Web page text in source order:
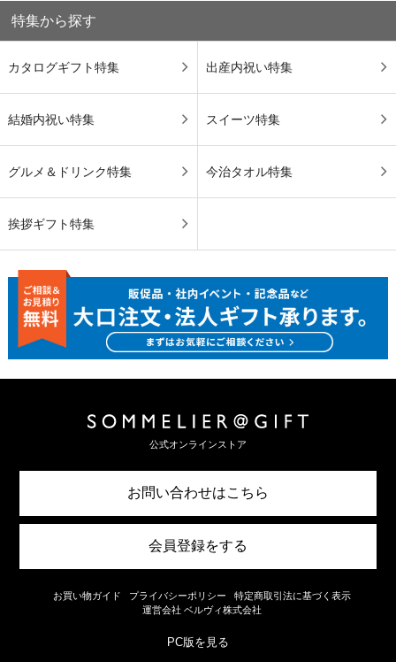
特集から探す
カタログギフト特集 出産内祝い特集
結婚内祝い特集 スイーツ特集
グルメ＆ドリンク特集 今治タオル特集
挨拶ギフト特集
公式オンラインストア
お問い合わせはこちら
会員登録をする
お買い物ガイド プライバシーポリシー
特定商取引法に基づく表示
運営会社 ベルヴィ株式会社
PC版を見る